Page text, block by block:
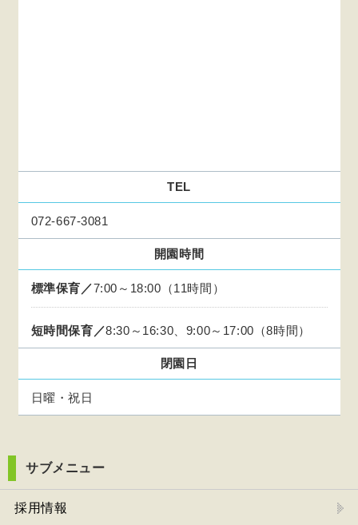
TEL
072-667-3081
開園時間
標準保育／7:00～18:00（11時間）
短時間保育／8:30～16:30、9:00～17:00（8時間）
閉園日
日曜・祝日
サブメニュー
採用情報